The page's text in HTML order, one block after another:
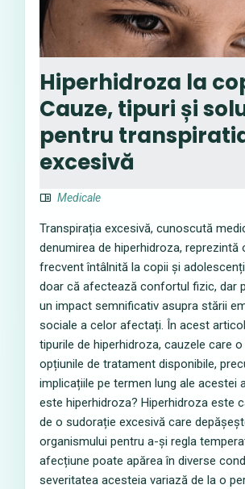
Hiperhidroza la
Cauze, tipuri și
pentru
excesivă
Medicale
Transpirația excesivă, cunoscută
denumirea de hiperhidroza, reprezintă
frecvent întâlnită la copii și
doar că afectează confortul fizic, dar
un impact semnificativ asupra stării
sociale a celor afectați. În acest
tipurile de hiperhidroza, cauzele care
opțiunile de tratament disponibile,
implicațiile pe termen lung ale acestei
este hiperhidroza? Hiperhidroza este
de o sudorație excesivă care
organismului pentru a-și regla
afecțiune poate apărea în diverse
severitatea acesteia variază de la o